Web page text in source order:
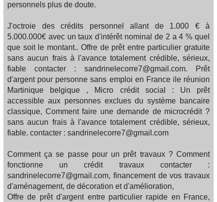
personnels plus de doute.
J'octroie des crédits personnel allant de 1.000 € à
5.000.000€ avec un taux d'intérêt nominal de 2 a 4 % quel
que soit le montant.. Offre de prêt entre particulier gratuite
sans aucun frais à l'avance totalement crédible, sérieux,
fiable contacter : sandrinelecorre7@gmail.com. Prêt
d'argent pour personne sans emploi en France ile réunion
Martinique belgique , Micro crédit social : Un prêt
accessible aux personnes exclues du système bancaire
classique, Comment faire une demande de microcrédit ?
sans aucun frais à l'avance totalement crédible, sérieux,
fiable. contacter : sandrinelecorre7@gmail.com
Comment ça se passe pour un prêt travaux ? Comment
fonctionne un crédit travaux contacter :
sandrinelecorre7@gmail.com, financement de vos travaux
d'aménagement, de décoration et d'amélioration,
Offre de prêt d'argent entre particulier rapide en France,